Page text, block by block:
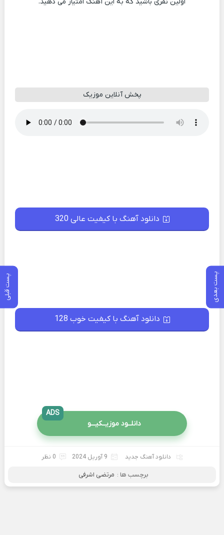
پست بعدی پست قبلی
پخش آنلاین موزیک
دانلود آهنگ با کیفیت عالی 320
دانلود آهنگ با کیفیت خوب 128
دانلــود موزیــکیـــو
ADS
دانلود آهنگ جدید 9 آوریل 2024 0 نظر
برچسب ها : مرتضی اشرفی